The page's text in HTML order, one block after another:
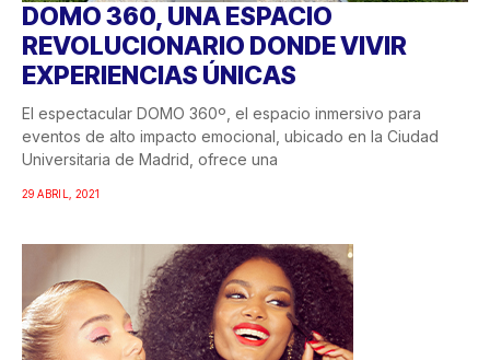
DOMO 360, UNA ESPACIO
REVOLUCIONARIO DONDE VIVIR
EXPERIENCIAS ÚNICAS
El espectacular DOMO 360º, el espacio inmersivo para
eventos de alto impacto emocional, ubicado en la Ciudad
Universitaria de Madrid, ofrece una
29 ABRIL, 2021